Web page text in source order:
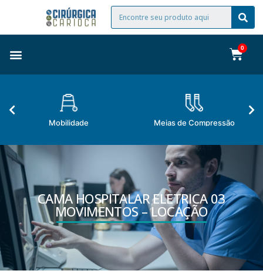
Mobilidade Meias de Compressão
CAMA HOSPITALAR ELETRICA 03
MOVIMENTOS – LOCAÇÃO